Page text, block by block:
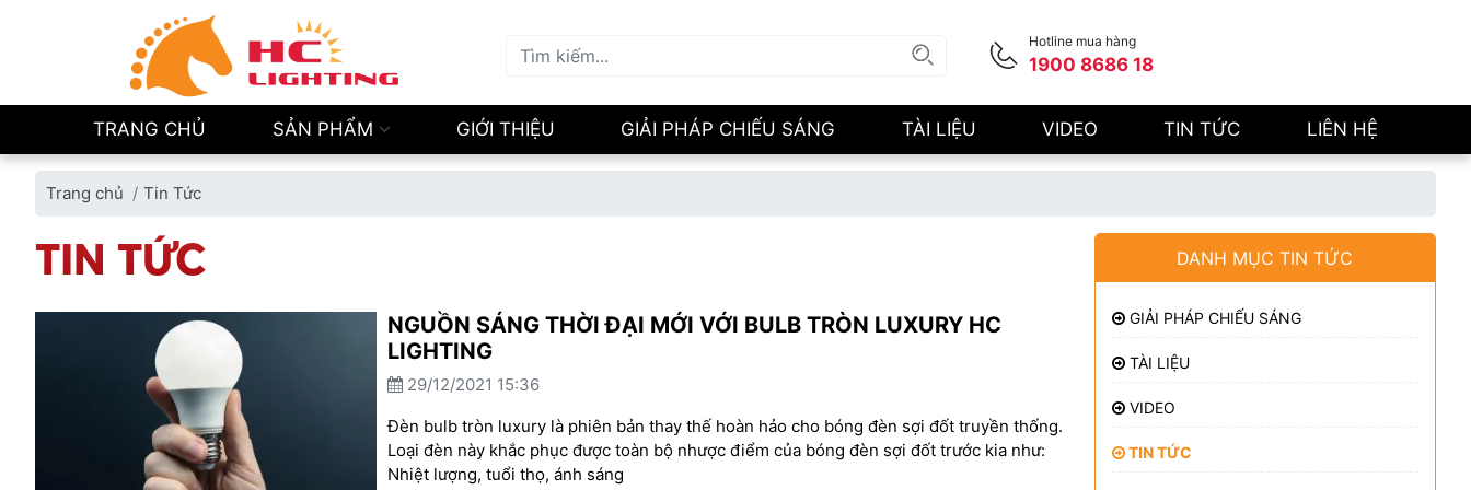
Hotline mua hàng
1900 8686 18
TRANG CHỦ SẢN PHẨM GIỚI THIỆU GIẢI PHÁP CHIẾU SÁNG TÀI LIỆU VIDEO TIN TỨC LIÊN HỆ
Trang chủ Tin Tức
TIN TỨC
NGUỒN SÁNG THỜI ĐẠI MỚI VỚI BULB TRÒN LUXURY HC
LIGHTING
29/12/2021 15:36
Đèn bulb tròn luxury là phiên bản thay thế hoàn hảo cho bóng đèn sợi đốt truyền thống.
Loại đèn này khắc phục được toàn bộ nhược điểm của bóng đèn sợi đốt trước kia như:
Nhiệt lượng, tuổi thọ, ánh sáng
DANH MỤC TIN TỨC
GIẢI PHÁP CHIẾU SÁNG
TÀI LIỆU
VIDEO
TIN TỨC